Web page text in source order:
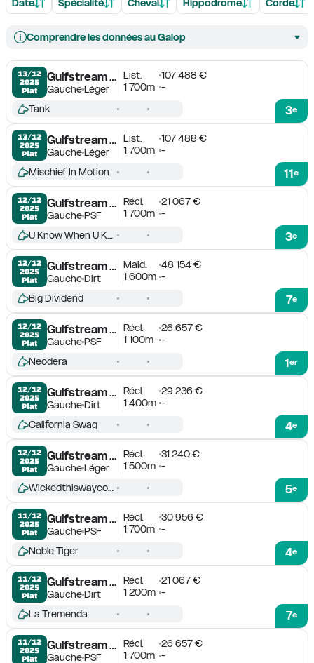
Date Spécialité Cheval Hippodrome Corde
Comprendre les données au Galop
13/12
2025
Plat
Gulfstream Park
GaucheLéger
List.
107 488 €
1 700m -
3e
Tank
13/12
2025
Plat
Gulfstream Park
GaucheLéger
List.
107 488 €
1 700m -
11e
Mischief In Motion
12/12
2025
Plat
Gulfstream Park
GauchePSF
Récl.
21 067 €
1 700m -
3e
U Know When U Know
12/12
2025
Plat
Gulfstream Park
GaucheDirt
Maid.
48 154 €
1 600m -
7e
Big Dividend
12/12
2025
Plat
Gulfstream Park
GauchePSF
Récl.
26 657 €
1 100m
-
1er
Neodera
12/12
2025
Plat
Gulfstream Park
GaucheDirt
Récl.
29 236 €
1 400m -
4e
California Swag
12/12
2025
Plat
Gulfstream Park
GaucheLéger
Récl.
31 240 €
1 500m -
5e
Wickedthiswaycomes
11/12
2025
Plat
Gulfstream Park
GauchePSF
Récl.
30 956 €
1 700m -
4e
Noble Tiger
11/12
2025
Plat
Gulfstream Park
GaucheDirt
Récl.
21 067 €
1 200m -
7e
La Tremenda
11/12
2025
Plat
Gulfstream Park
GauchePSF
Récl.
26 657 €
1 700m -